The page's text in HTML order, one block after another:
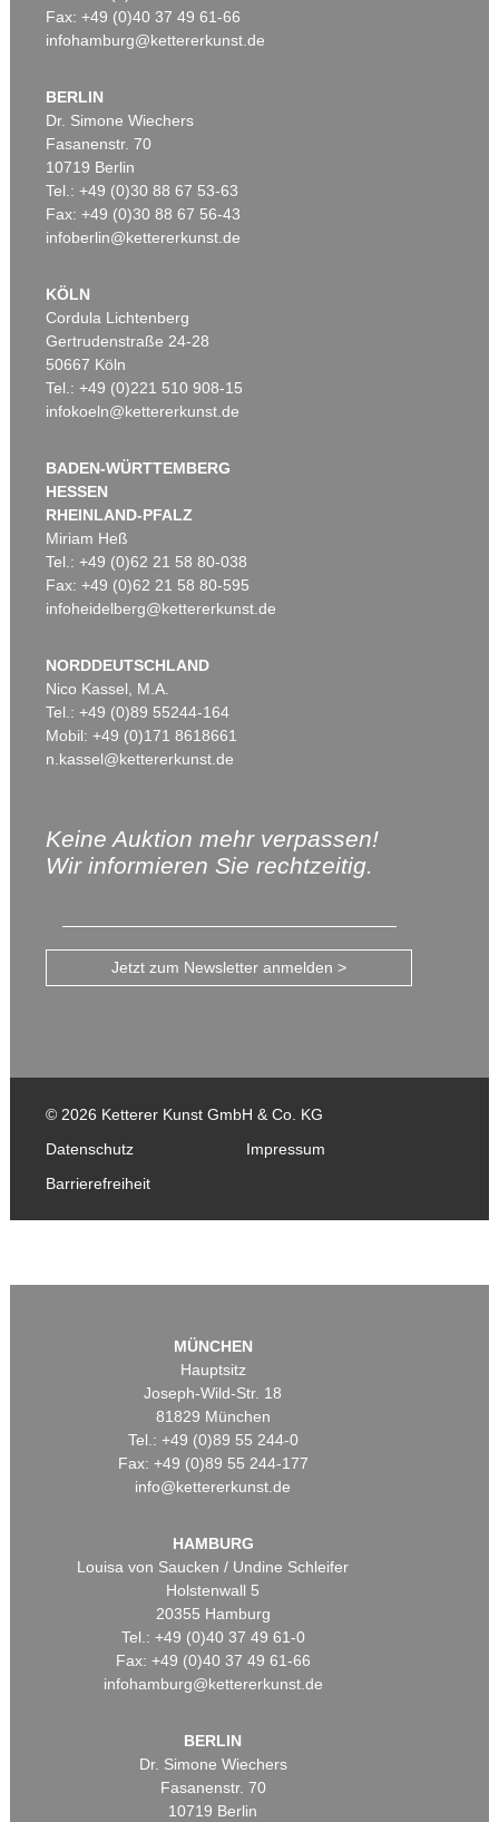
Fax: +49 (0)40 37 49 61-66
infohamburg@kettererkunst.de
BERLIN
Dr. Simone Wiechers
Fasanenstr. 70
10719 Berlin
Tel.: +49 (0)30 88 67 53-63
Fax: +49 (0)30 88 67 56-43
infoberlin@kettererkunst.de
KÖLN
Cordula Lichtenberg
Gertrudenstraße 24-28
50667 Köln
Tel.: +49 (0)221 510 908-15
infokoeln@kettererkunst.de
BADEN-WÜRTTEMBERG
HESSEN
RHEINLAND-PFALZ
Miriam Heß
Tel.: +49 (0)62 21 58 80-038
Fax: +49 (0)62 21 58 80-595
infoheidelberg@kettererkunst.de
NORDDEUTSCHLAND
Nico Kassel, M.A.
Tel.: +49 (0)89 55244-164
Mobil: +49 (0)171 8618661
n.kassel@kettererkunst.de
Keine Auktion mehr verpassen!
Wir informieren Sie rechtzeitig.
Jetzt zum Newsletter anmelden >
© 2026 Ketterer Kunst GmbH & Co. KG
Datenschutz
Impressum
Barrierefreiheit
MÜNCHEN
Hauptsitz
Joseph-Wild-Str. 18
81829 München
Tel.: +49 (0)89 55 244-0
Fax: +49 (0)89 55 244-177
info@kettererkunst.de
HAMBURG
Louisa von Saucken / Undine Schleifer
Holstenwall 5
20355 Hamburg
Tel.: +49 (0)40 37 49 61-0
Fax: +49 (0)40 37 49 61-66
infohamburg@kettererkunst.de
BERLIN
Dr. Simone Wiechers
Fasanenstr. 70
10719 Berlin